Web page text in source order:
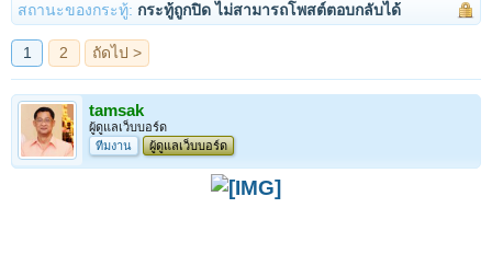
สถานะของกระทู้: กระทู้ถูกปิด ไม่สามารถโพสต์ตอบกลับได้
tamsak
ผู้ดูแลเว็บบอร์ด
ทีมงาน
ผู้ดูแลเว็บบอร์ด